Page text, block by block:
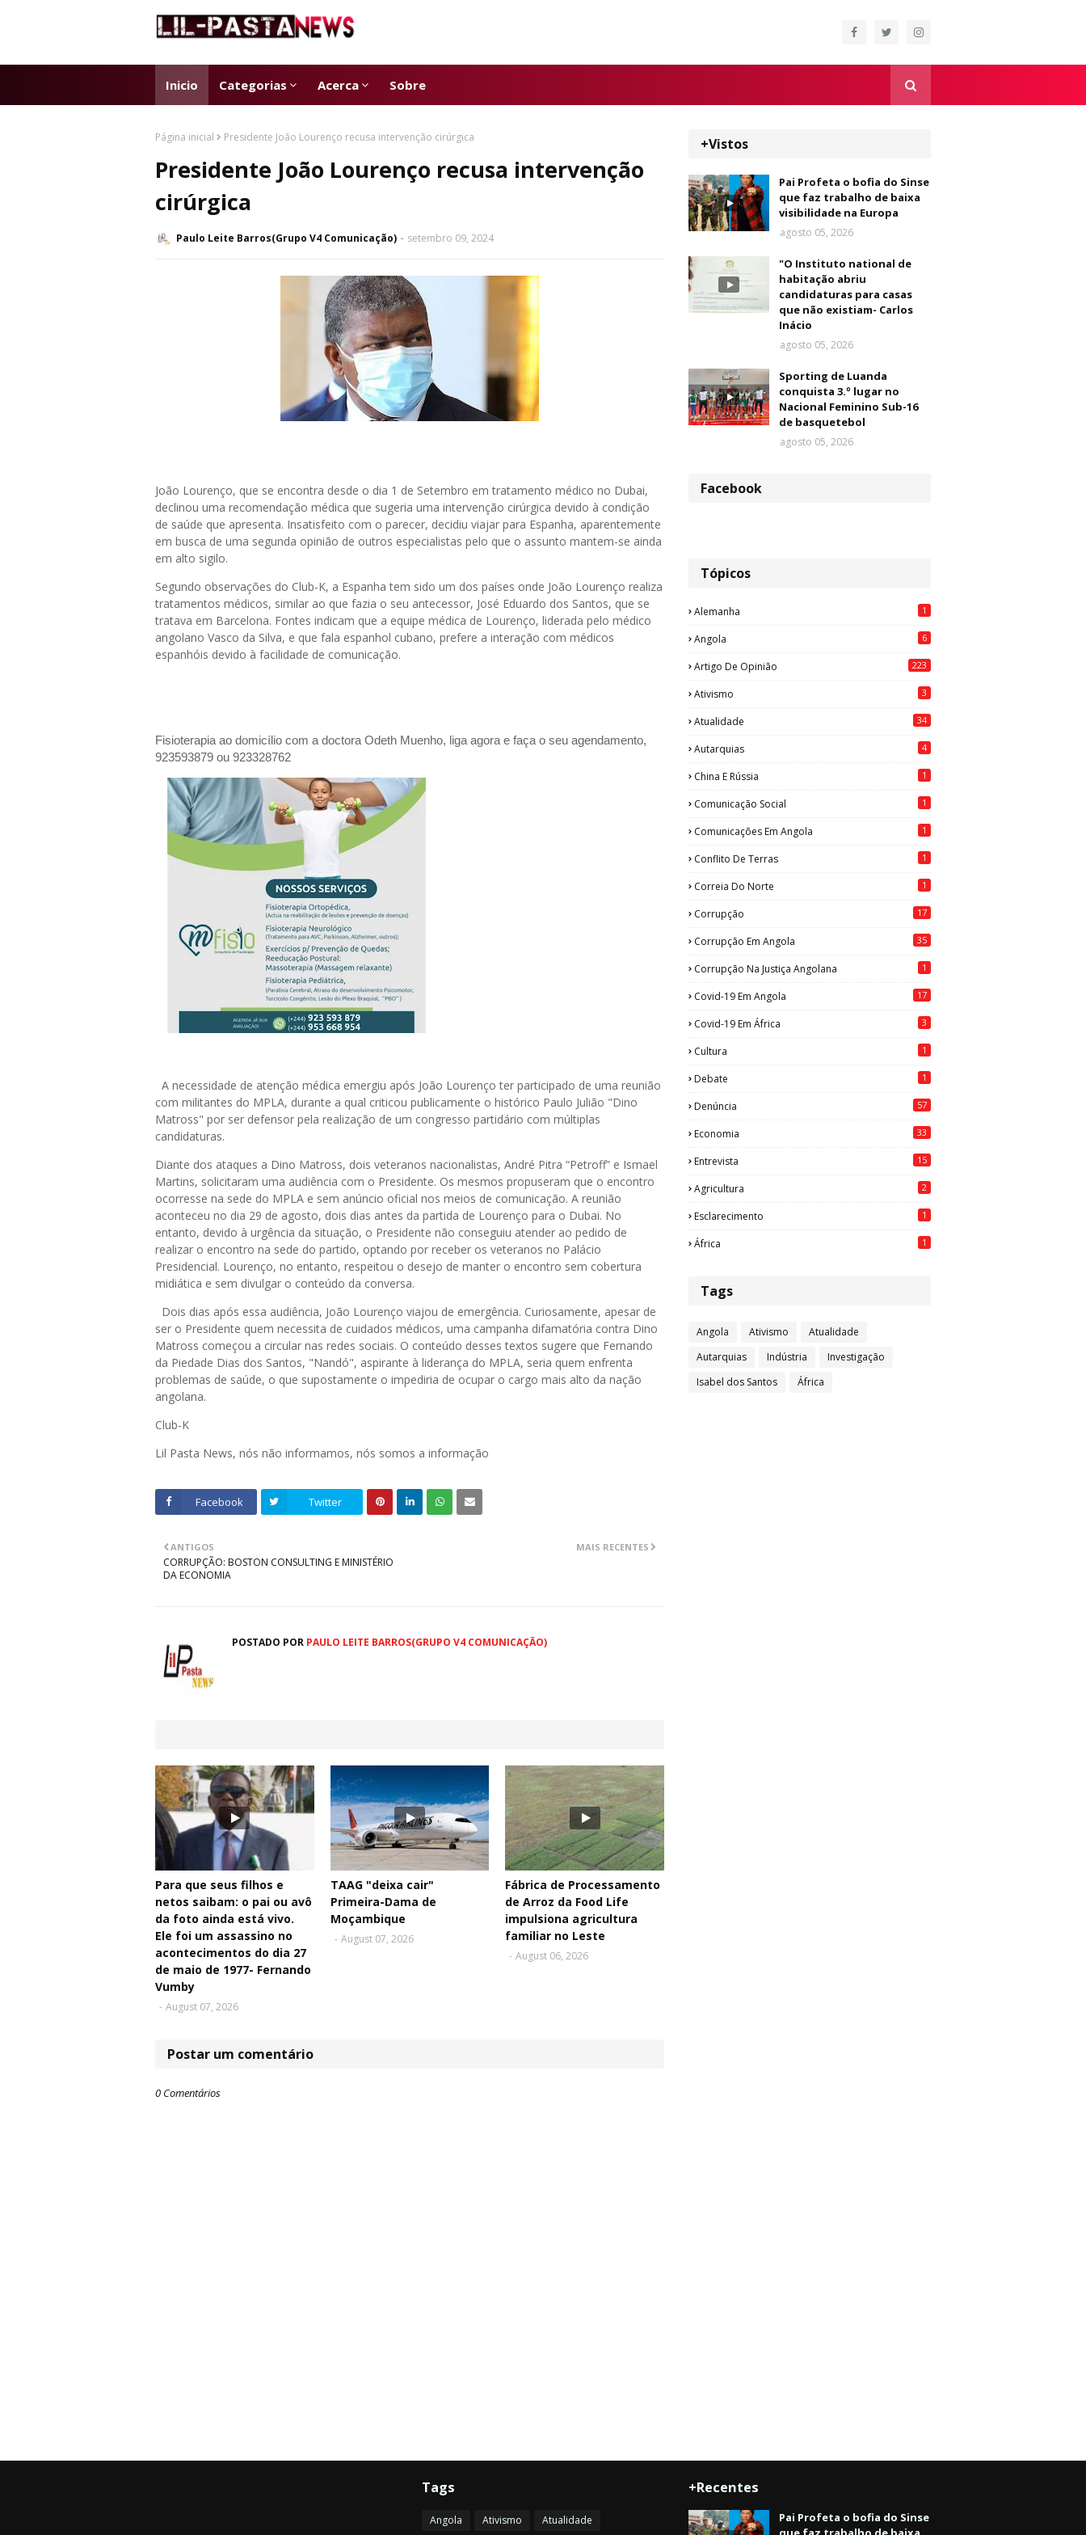
Inicio Categorias Acerca Sobre
Página inicial Presidente João Lourenço recusa intervenção cirúrgica
Presidente João Lourenço recusa intervenção
cirúrgica
Paulo Leite Barros(Grupo V4 Comunicação) setembro 09, 2024
João Lourenço, que se encontra desde o dia 1 de Setembro em tratamento médico no Dubai,
declinou uma recomendação médica que sugeria uma intervenção cirúrgica devido à condição
de saúde que apresenta. Insatisfeito com o parecer, decidiu viajar para Espanha, aparentemente
em busca de uma segunda opinião de outros especialistas pelo que o assunto mantem-se ainda
em alto sigilo.
Segundo observações do Club-K, a Espanha tem sido um dos países onde João Lourenço realiza
tratamentos médicos, similar ao que fazia o seu antecessor, José Eduardo dos Santos, que se
tratava em Barcelona. Fontes indicam que a equipe médica de Lourenço, liderada pelo médico
angolano Vasco da Silva, e que fala espanhol cubano, prefere a interação com médicos
espanhóis devido à facilidade de comunicação.
Fisioterapia ao domicílio com a doctora Odeth Muenho, liga agora e faça o seu agendamento,
923593879 ou 923328762
A necessidade de atenção médica emergiu após João Lourenço ter participado de uma reunião
com militantes do MPLA, durante a qual criticou publicamente o histórico Paulo Julião "Dino
Matross" por ser defensor pela realização de um congresso partidário com múltiplas
candidaturas.
Diante dos ataques a Dino Matross, dois veteranos nacionalistas, André Pitra “Petroff” e Ismael
Martins, solicitaram uma audiência com o Presidente. Os mesmos propuseram que o encontro
ocorresse na sede do MPLA e sem anúncio oficial nos meios de comunicação. A reunião
aconteceu no dia 29 de agosto, dois dias antes da partida de Lourenço para o Dubai. No
entanto, devido à urgência da situação, o Presidente não conseguiu atender ao pedido de
realizar o encontro na sede do partido, optando por receber os veteranos no Palácio
Presidencial. Lourenço, no entanto, respeitou o desejo de manter o encontro sem cobertura
midiática e sem divulgar o conteúdo da conversa.
Dois dias após essa audiência, João Lourenço viajou de emergência. Curiosamente, apesar de
ser o Presidente quem necessita de cuidados médicos, uma campanha difamatória contra Dino
Matross começou a circular nas redes sociais. O conteúdo desses textos sugere que Fernando
da Piedade Dias dos Santos, "Nandó", aspirante à liderança do MPLA, seria quem enfrenta
problemas de saúde, o que supostamente o impediria de ocupar o cargo mais alto da nação
angolana.
Club-K
Lil Pasta News, nós não informamos, nós somos a informação
Facebook Twitter
MAIS RECENTES
ANTIGOS
CORRUPÇÃO: BOSTON CONSULTING E MINISTÉRIO
DA ECONOMIA
POSTADO POR PAULO LEITE BARROS(GRUPO V4 COMUNICAÇÃO)
Para que seus filhos e
netos saibam: o pai ou avô
da foto ainda está vivo.
Ele foi um assassino no
acontecimentos do dia 27
de maio de 1977- Fernando
Vumby
- August 07, 2026
TAAG "deixa cair"
Primeira-Dama de
Moçambique
- August 07, 2026
Fábrica de Processamento
de Arroz da Food Life
impulsiona agricultura
familiar no Leste
- August 06, 2026
Postar um comentário
0 Comentários
+Vistos
Pai Profeta o bofia do Sinse
que faz trabalho de baixa
visibilidade na Europa
agosto 05, 2026
"O Instituto national de
habitação abriu
candidaturas para casas
que não existiam- Carlos
Inácio
agosto 05, 2026
Sporting de Luanda
conquista 3.º lugar no
Nacional Feminino Sub-16
de basquetebol
agosto 05, 2026
Facebook
Tópicos
Alemanha 1
Angola 6
Artigo De Opinião 223
Ativismo 3
Atualidade 34
Autarquias 4
China E Rússia 1
Comunicação Social 1
Comunicações Em Angola 1
Conflito De Terras 1
Correia Do Norte 1
Corrupção 17
Corrupção Em Angola 35
Corrupção Na Justiça Angolana 1
Covid-19 Em Angola 17
Covid-19 Em África 3
Cultura 1
Debate 1
Denúncia 57
Economia 33
Entrevista 15
Agricultura 2
Esclarecimento 1
África 1
Tags
Angola Ativismo
Atualidade
Autarquias
Indústria
Investigação
Isabel dos Santos
África
Tags
Angola Ativismo Atualidade
+Recentes
Pai Profeta o bofia do Sinse